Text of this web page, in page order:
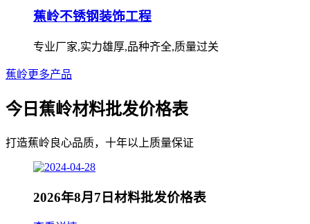
蕉岭不锈钢装饰工程
专业厂家,实力雄厚,品种齐全,质量过关
蕉岭更多产品
今日蕉岭材料批发价格表
打造蕉岭良心品质，十年以上质量保证
2026年8月7日材料批发价格表